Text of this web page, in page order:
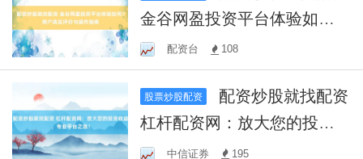
金谷网盈投资平台体验如
何？用户真实评价与操作指
南
配资台 108
股票炒股配资
杠杆配资网：放大您的投资
收益，专业平台之选！
中信证券 195